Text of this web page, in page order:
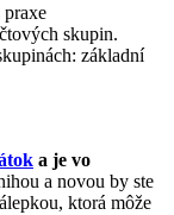
skupin.
základní
a je vo
a novou by ste
ktorá môže